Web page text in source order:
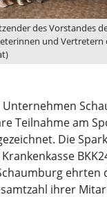
des Vorstandes
und Vertretern
Teilnahme am
Die
ehrten
ihrer